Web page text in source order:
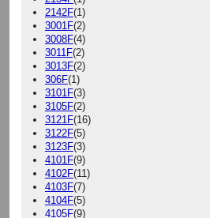
2142F(1)
3001F(2)
3008F(4)
3011F(2)
3013F(2)
306F(1)
3101F(3)
3105F(2)
3121F(16)
3122F(5)
3123F(3)
4101F(9)
4102F(11)
4103F(7)
4104F(5)
4105F(9)